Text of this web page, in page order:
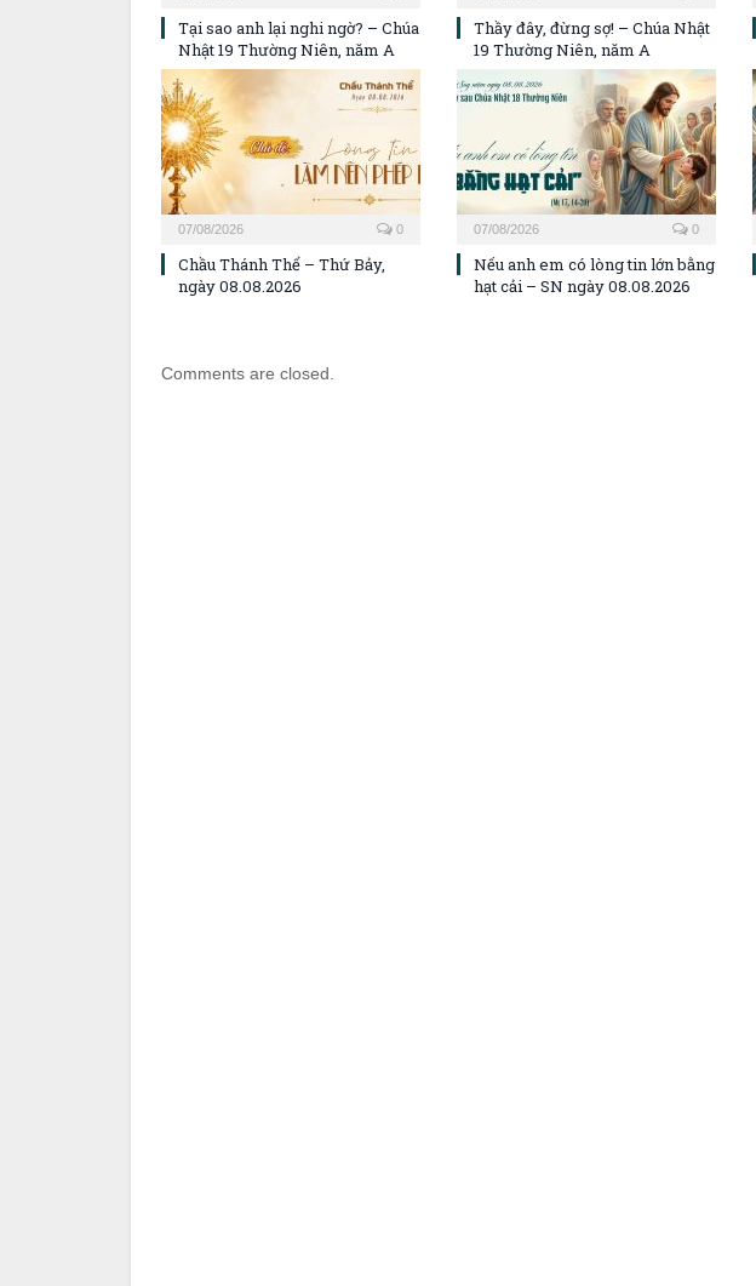
Tại sao anh lại nghi ngờ? – Chúa
Nhật 19 Thường Niên, năm A
Thầy đây, đừng sợ! – Chúa Nhật
19 Thường Niên, năm A
07/08/2026 0
Chầu Thánh Thể – Thứ Bảy,
ngày 08.08.2026
07/08/2026 0
Nếu anh em có lòng tin lớn bằng
hạt cải – SN ngày 08.08.2026
Comments are closed.